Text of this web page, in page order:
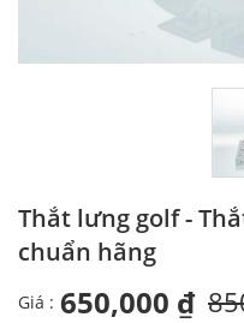
Thắt lưng golf -
chuẩn hãng
Giá : 650,000 ₫